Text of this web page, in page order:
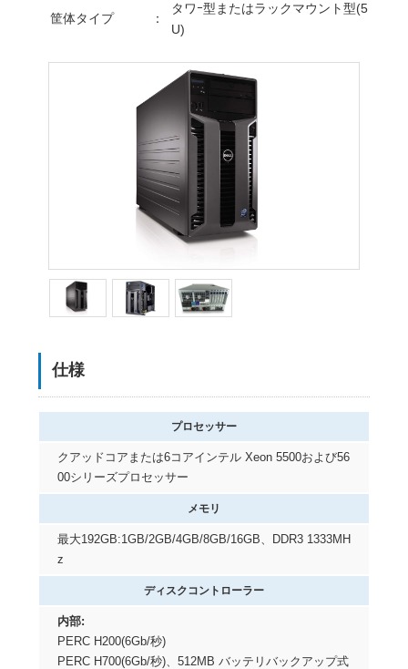
筐体タイプ ：
タワｰ型またはラックマウント型(5
U)
仕様
プロセッサー
クアッドコアまたは6コアインテル Xeon 5500および56
00シリーズプロセッサー
メモリ
最大192GB:1GB/2GB/4GB/8GB/16GB、DDR3 1333MH
z
ディスクコントローラー
内部:
PERC H200(6Gb/秒)
PERC H700(6Gb/秒)、512MB バッテリバックアップ式